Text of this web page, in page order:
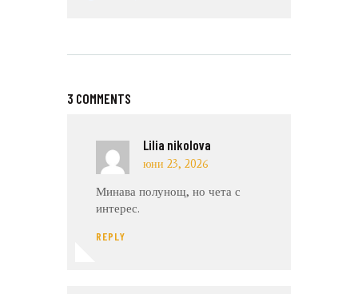
3 COMMENTS
Lilia nikolova
юни 23, 2026
Минава полунощ, но чета с
интерес.
REPLY